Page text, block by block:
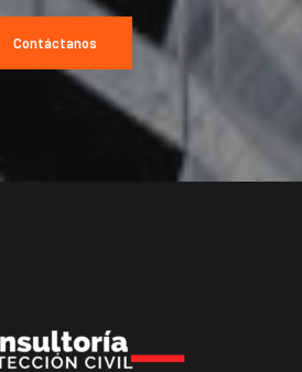
Contáctanos